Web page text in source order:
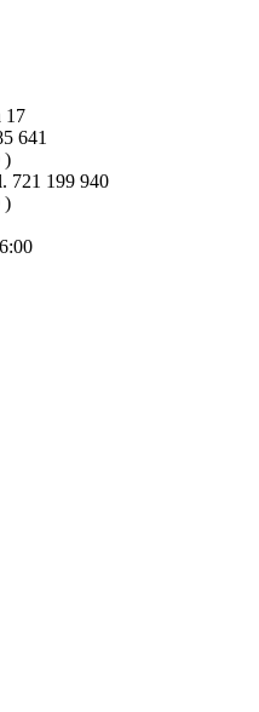
17
641
)
721 199 940
)